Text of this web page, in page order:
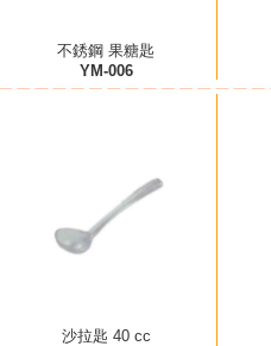
不銹鋼 果糖匙
YM-006
沙拉匙 40 cc